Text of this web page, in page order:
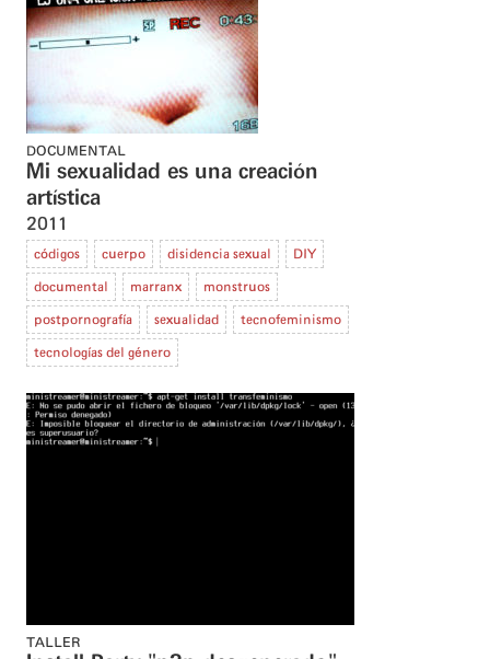
DOCUMENTAL
Mi sexualidad es una creación
artística
2011
códigos cuerpo disidencia sexual DIY
documental marranx monstruos
postpornografía sexualidad tecnofeminismo
tecnologías del género
TALLER